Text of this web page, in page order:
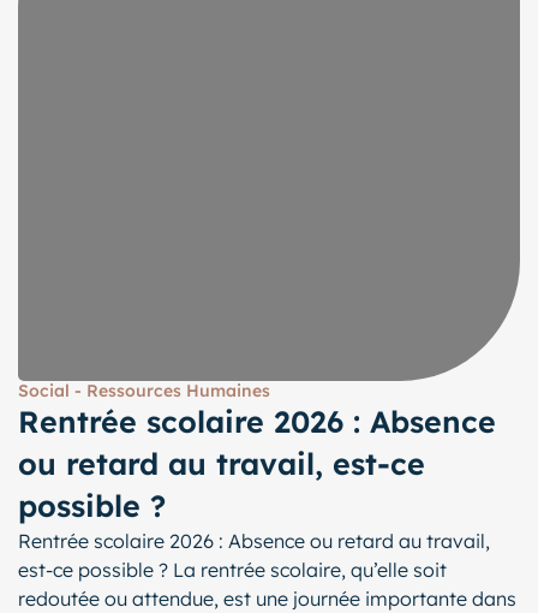
Social - Ressources Humaines
Rentrée scolaire 2026 : Absence
ou retard au travail, est-ce
possible ?
Rentrée scolaire 2026 : Absence ou retard au travail,
est-ce possible ? La rentrée scolaire, qu’elle soit
redoutée ou attendue, est une journée importante dans